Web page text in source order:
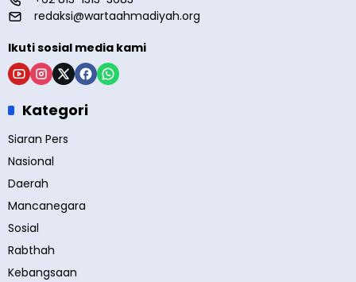
redaksi@wartaahmadiyah.org
Ikuti sosial media kami
Kategori
Siaran Pers
Nasional
Daerah
Mancanegara
Sosial
Rabthah
Kebangsaan